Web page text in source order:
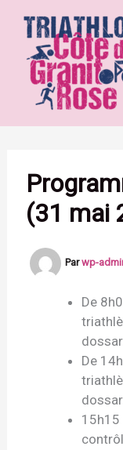
contenu
(31 mai
Parwp-
De
De
15h15